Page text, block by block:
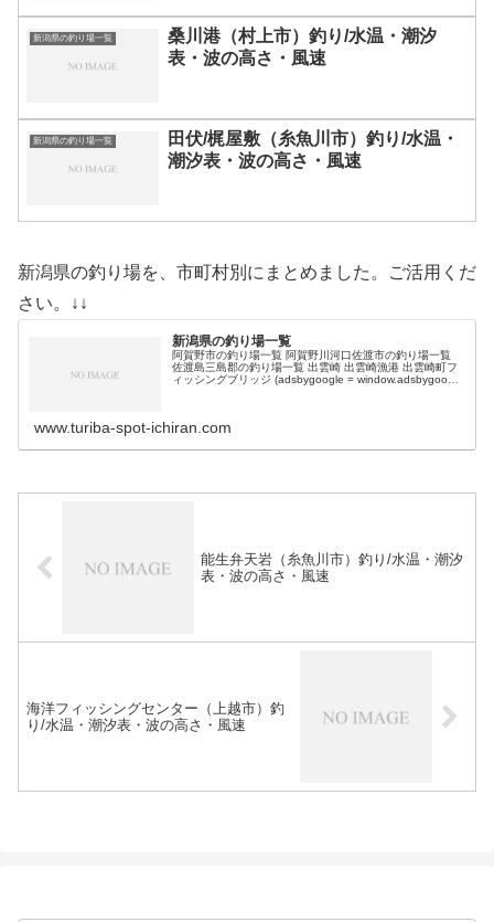
新潟県の釣り場一覧
桑川港（村上市）釣り/水温・潮汐
表・波の高さ・風速
新潟県の釣り場一覧
田伏/梶屋敷（糸魚川市）釣り/水温・
潮汐表・波の高さ・風速
新潟県の釣り場を、市町村別にまとめました。ご活用くだ
さい。↓↓
新潟県の釣り場一覧
阿賀野市の釣り場一覧 阿賀野川河口佐渡市の釣り場一覧
佐渡島三島郡の釣り場一覧 出雲崎 出雲崎漁港 出雲崎町フ
ィッシングブリッジ (adsbygoogle = window.adsbygoogle
www.turiba-spot-ichiran.com
能生弁天岩（糸魚川市）釣り/水温・潮汐
表・波の高さ・風速
海洋フィッシングセンター（上越市）釣
り/水温・潮汐表・波の高さ・風速